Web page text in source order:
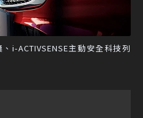
i-ACTIVSENSE主動安全科技列